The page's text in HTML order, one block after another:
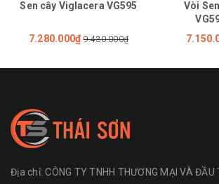
Sen cây Viglacera VG595
7.280.000₫ 9.430.000₫
Vòi
Địa chỉ:CÔNG TY TNHH THƯƠNG MẠI VÀ ĐẦU